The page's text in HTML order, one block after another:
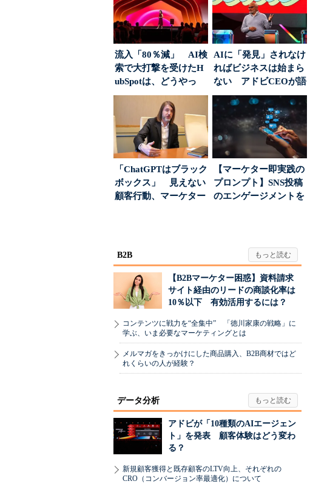
流入「80％減」 AI検
索で大打撃を受けたH
ubSpotは、どうやっ
て“未来の顧...
AIに「発見」されなけ
ればビジネスは始まら
ない アドビCEOが語
った、AIエージ...
「ChatGPTはブラック
ボックス」 見えない
顧客行動、マーケター
【マーケター即実践の
プロンプト】SNS投稿
のエンゲージメントを
B2B
【B2Bマーケター困惑】資料請求
サイト経由のリードの商談化率は
10％以下 有効活用するには？
コンテンツに戦力を“全集中” 「徳川家康の戦略」に
学ぶ、いま必要なマーケティングとは
メルマガをきっかけにした商品購入、B2B商材ではど
れくらいの人が経験？
データ分析
アドビが「10種類のAIエージェン
ト」を発表 顧客体験はどう変わ
る？
新規顧客獲得と既存顧客のLTV向上、それぞれの
CRO（コンバージョン率最適化）について